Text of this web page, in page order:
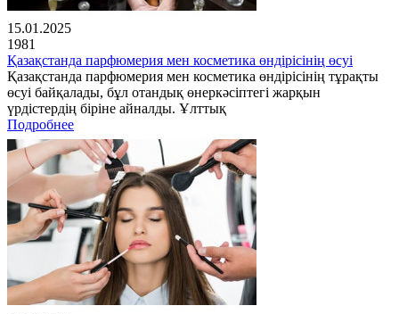
15.01.2025
1981
Қазақстанда парфюмерия мен косметика өндірісінің өсуі
Қазақстанда парфюмерия мен косметика өндірісінің тұрақты
өсуі байқалады, бұл отандық өнеркәсіптегі жарқын
үрдістердің біріне айналды. Ұлттық
Подробнее